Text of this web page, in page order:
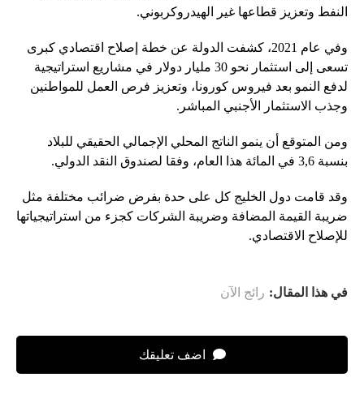
النفط وتعزيز قطاعها غير الهيدروكربوني.
وفي عام 2021، كشفت الدولة عن خطة إصلاح اقتصادي كبرى
تسعى إلى استثمار نحو 30 مليار دولار في مشاريع استراتيجية
لدفع النمو بعد فيروس كورونا، وتعزيز فرص العمل للمواطنين
وجذب الاستثمار الأجنبي المباشر.
ومن المتوقع أن ينمو الناتج المحلي الإجمالي الحقيقي للبلاد
بنسبة 3,6 في المائة هذا العام، وفقا لصندوق النقد الدولي.
وقد قامت دول الخليج كل على حدة بفرض ضرائب مختلفة مثل
ضريبة القيمة المضافة وضريبة الشركات كجزء من استراتيجياتها
للإصلاح الاقتصادي.
في هذا المقال: رائج الآن
اضف تعليقك